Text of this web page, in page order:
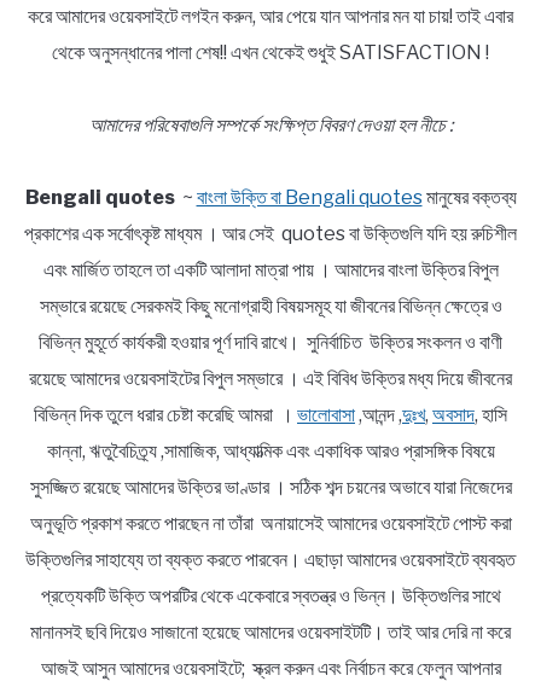
করে আমাদের ওয়েবসাইটে লগইন করুন, আর পেয়ে যান আপনার মন যা চায়! তাই এবার
থেকে অনুসন্ধানের পালা শেষ!! এখন থেকেই শুধুই SATISFACTION !
আমাদের পরিষেবাগুলি সম্পর্কে সংক্ষিপ্ত বিবরণ দেওয়া হল নীচে :
Bengali quotes~ বাংলা উক্তি বা Bengali quotesমানুষের বক্তব্য
প্রকাশের এক সর্বোৎকৃষ্ট মাধ্যম । আর সেই quotes বা উক্তিগুলি যদি হয় রুচিশীল
এবং মার্জিত তাহলে তা একটি আলাদা মাত্রা পায় । আমাদের বাংলা উক্তির বিপুল
সম্ভারে রয়েছে সেরকমই কিছু মনোগ্রাহী বিষয়সমূহ যা জীবনের বিভিন্ন ক্ষেত্রে ও
বিভিন্ন মুহূর্তে কার্যকরী হওয়ার পূর্ণ দাবি রাখে। সুনির্বাচিত উক্তির সংকলন ও বাণী
রয়েছে আমাদের ওয়েবসাইটের বিপুল সম্ভারে । এই বিবিধ উক্তির মধ্য দিয়ে জীবনের
বিভিন্ন দিক তুলে ধরার চেষ্টা করেছি আমরা । ভালোবাসা,আনন্দ ,দুঃখ, অবসাদ, হাসি
কান্না, ঋতুবৈচিত্র্য ,সামাজিক, আধ্যাত্মিক এবং একাধিক আরও প্রাসঙ্গিক বিষয়ে
সুসজ্জিত রয়েছে আমাদের উক্তির ভাণ্ডার । সঠিক শব্দ চয়নের অভাবে যারা নিজেদের
অনুভূতি প্রকাশ করতে পারছেন না তাঁরা অনায়াসেই আমাদের ওয়েবসাইটে পোস্ট করা
উক্তিগুলির সাহায্যে তা ব্যক্ত করতে পারবেন। এছাড়া আমাদের ওয়েবসাইটে ব্যবহৃত
প্রত্যেকটি উক্তি অপরটির থেকে একেবারে স্বতন্ত্র ও ভিন্ন। উক্তিগুলির সাথে
মানানসই ছবি দিয়েও সাজানো হয়েছে আমাদের ওয়েবসাইটটি। তাই আর দেরি না করে
আজই আসুন আমাদের ওয়েবসাইটে; স্ক্রল করুন এবং নির্বাচন করে ফেলুন আপনার